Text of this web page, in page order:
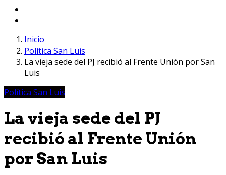
Inicio
Política San Luis
La vieja sede del PJ recibió al Frente Unión por San
Luis
Política San Luis
La vieja sede del PJ
recibió al Frente Unión
por San Luis